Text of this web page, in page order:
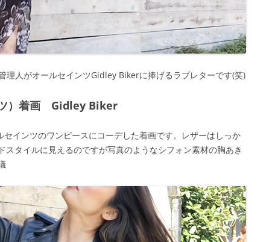
理人がオールセインツGidley Bikerに捧げるラブレターです(笑)
ツ）着画 Gidley Biker
インツのワンピースにコーデした着画です。レザーはしっか
スタイルに見えるのですが写真のようなシフォン素材の胸あき